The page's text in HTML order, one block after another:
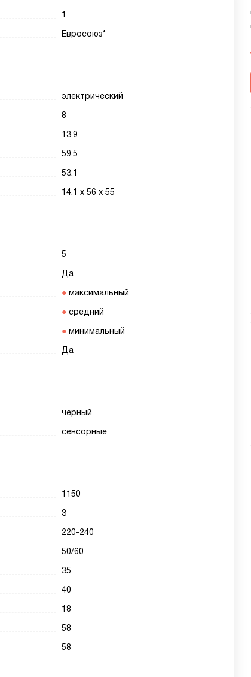
1
Евросоюз*
электрический
8
13.9
59.5
53.1
14.1 х 56 х 55
5
Да
максимальный
средний
минимальный
Да
черный
сенсорные
1150
3
220-240
50/60
35
40
18
58
58